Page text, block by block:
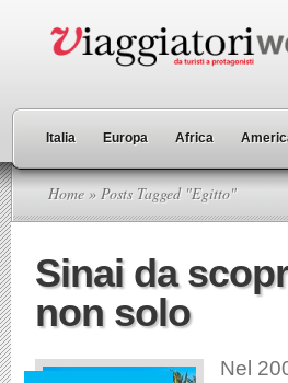
Italia Europa Africa
Home » Posts Tagged "Egitto"
Sinai da
non solo
Nel